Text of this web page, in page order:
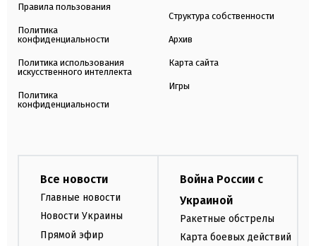
Правила пользования
Политика
конфиденциальности
Политика использования
искусственного интеллекта
Политика
конфиденциальности
Структура собственности
Архив
Карта сайта
Игры
Все новости
Главные новости
Новости Украины
Прямой эфир
Война России с
Украиной
Ракетные обстрелы
Карта боевых действий